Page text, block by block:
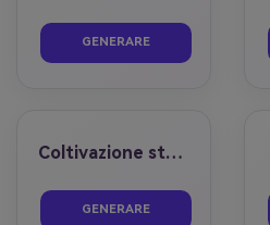
prima dopo
GENERARE
Coltivazione strutturata
prima dopo
GENERARE